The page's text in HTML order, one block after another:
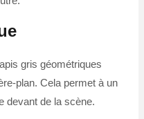
gris géométriques
plan. Cela permet à un
devant de la scène.